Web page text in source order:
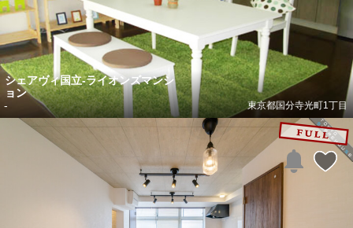
シェアヴィ国立-ライオンズマンシ
ョン
東京都国分寺光町1丁目
-